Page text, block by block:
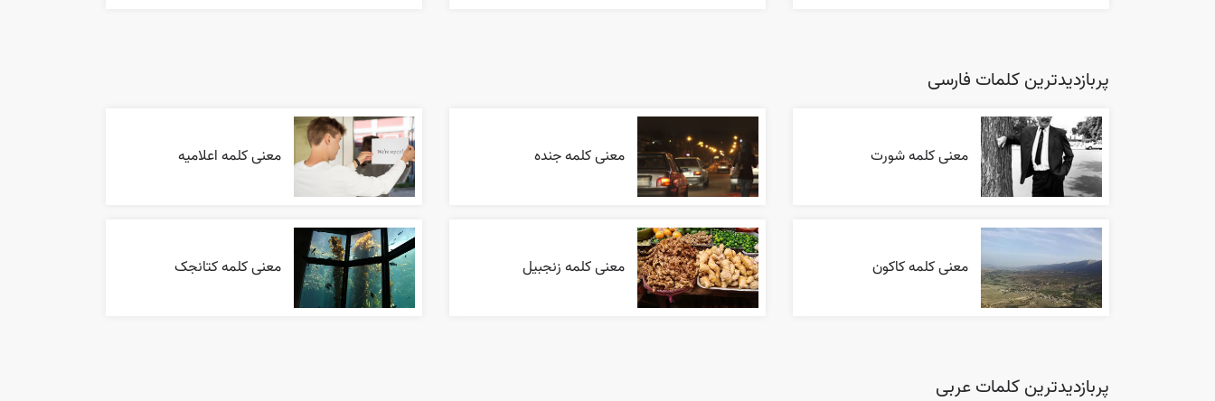
پربازدیدترین کلمات فارسی
معنی کلمه شورت معنی کلمه جنده معنی کلمه اعلاميه
معنی کلمه کاکون معنی کلمه زنجبیل معنی کلمه کتانجک
پربازدیدترین کلمات عربی